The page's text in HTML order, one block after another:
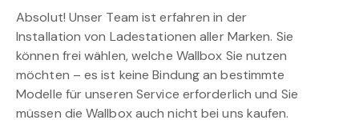
Absolut! Unser Team ist erfahren in der
Installation von Ladestationen aller Marken. Sie
können frei wählen, welche Wallbox Sie nutzen
möchten – es ist keine Bindung an bestimmte
Modelle für unseren Service erforderlich und Sie
müssen die Wallbox auch nicht bei uns kaufen.